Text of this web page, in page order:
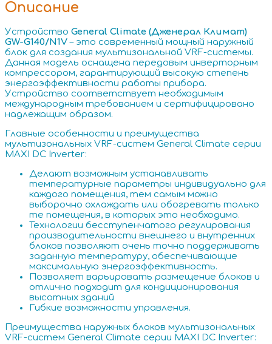
Описание
Устройство General Climate (Дженерал Климат)
GW-G140/N1V– это современный мощный наружный
блок для создания мультизональной VRF-системы.
Данная модель оснащена передовым инверторным
компрессором, гарантирующий высокую степень
энергоэффективности работы прибора.
Устройство соответствует необходимым
международным требованием и сертифицировано
надлежащим образом.
Главные особенности и преимущества
мультизональных VRF-систем General Climate серии
MAXI DC Inverter:
Делают возможным устанавливать
температурные параметры индивидуально для
каждого помещения, тем самым можно
выборочно охлаждать или обогревать только
те помещения, в которых это необходимо.
Технологии бесступенчатого регулирования
производительности внешнего и внутренних
блоков позволяют очень точно поддерживать
заданную температуру, обеспечивающие
максимальную энергоэффективность.
Позволяет варьировать размещение блоков и
отлично подходит для кондиционирования
высотных зданий
Гибкие возможности управления.
Преимущества наружных блоков мультизональных
VRF-систем General Climate серии MAXI DC Inverter: